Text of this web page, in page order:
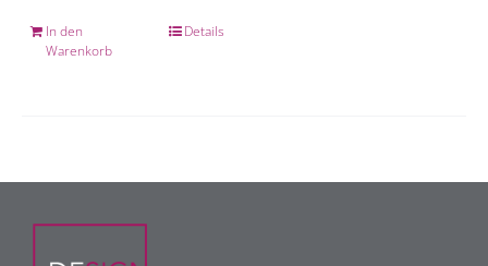
In den
Warenkorb
Details